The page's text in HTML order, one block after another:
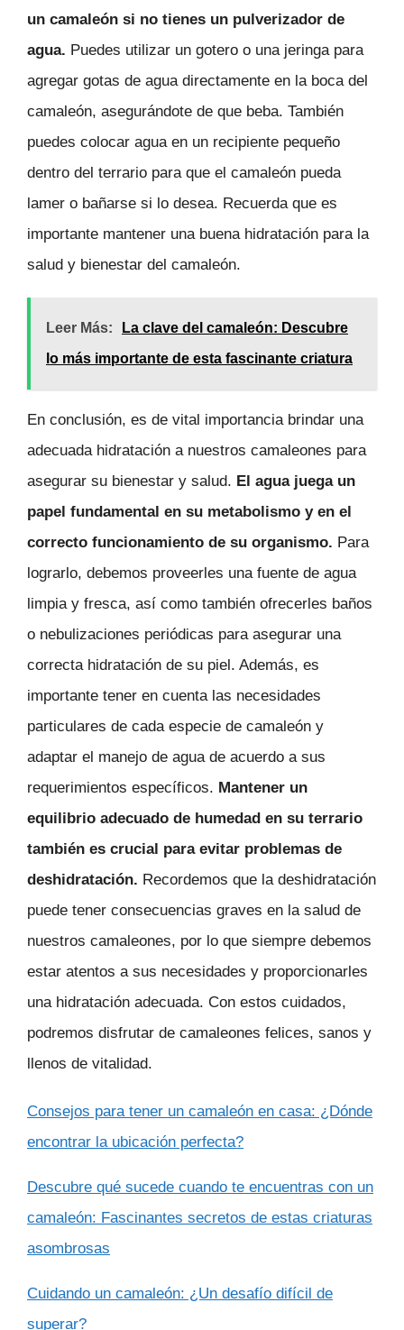
un camaleón si no tienes un pulverizador de
agua. Puedes utilizar un gotero o una jeringa para
agregar gotas de agua directamente en la boca del
camaleón, asegurándote de que beba. También
puedes colocar agua en un recipiente pequeño
dentro del terrario para que el camaleón pueda
lamer o bañarse si lo desea. Recuerda que es
importante mantener una buena hidratación para la
salud y bienestar del camaleón.
Leer Más:
La clave del camaleón: Descubre
lo más importante de esta fascinante criatura
En conclusión, es de vital importancia brindar una
adecuada hidratación a nuestros camaleones para
asegurar su bienestar y salud. El agua juega un
papel fundamental en su metabolismo y en el
correcto funcionamiento de su organismo. Para
lograrlo, debemos proveerles una fuente de agua
limpia y fresca, así como también ofrecerles baños
o nebulizaciones periódicas para asegurar una
correcta hidratación de su piel. Además, es
importante tener en cuenta las necesidades
particulares de cada especie de camaleón y
adaptar el manejo de agua de acuerdo a sus
requerimientos específicos. Mantener un
equilibrio adecuado de humedad en su terrario
también es crucial para evitar problemas de
deshidratación. Recordemos que la deshidratación
puede tener consecuencias graves en la salud de
nuestros camaleones, por lo que siempre debemos
estar atentos a sus necesidades y proporcionarles
una hidratación adecuada. Con estos cuidados,
podremos disfrutar de camaleones felices, sanos y
llenos de vitalidad.
Consejos para tener un camaleón en casa: ¿Dónde
encontrar la ubicación perfecta?
Descubre qué sucede cuando te encuentras con un
camaleón: Fascinantes secretos de estas criaturas
asombrosas
Cuidando un camaleón: ¿Un desafío difícil de
superar?